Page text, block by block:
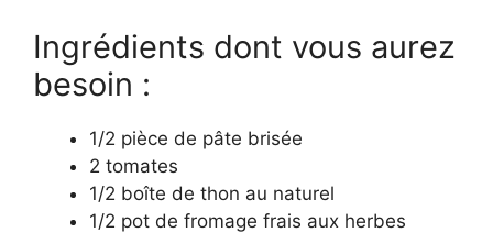
Ingrédients dont vous aurez
besoin :
1/2 pièce de pâte brisée
2 tomates
1/2 boîte de thon au naturel
1/2 pot de fromage frais aux herbes